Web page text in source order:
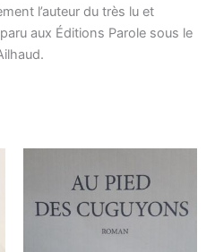
l’auteur du très lu et
aux Éditions Parole sous le